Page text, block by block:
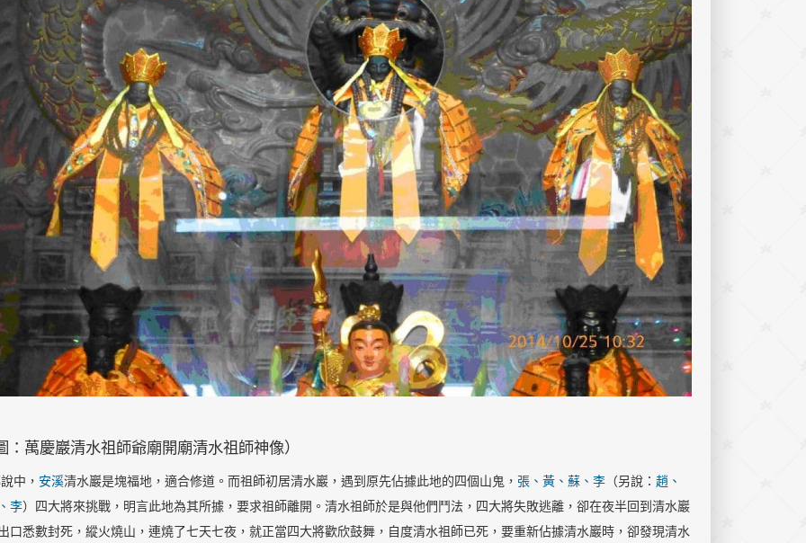
：萬慶巖清水祖師爺廟開廟清水祖師神像）
， 安溪清水巖是塊福地，適合修道。而祖師初居清水巖，遇到原先佔據此地的四個山鬼， 張、黃、蘇、李（另說： 趙、
李）四大將來挑戰，明言此地為其所據，要求祖師離開。清水祖師於是與他們鬥法，四大將失敗逃離，卻在夜半回到清水巖
口悉數封死，縱火燒山，連燒了七天七夜，就正當四大將歡欣鼓舞，自度清水祖師已死，要重新佔據清水巖時，卻發現清水